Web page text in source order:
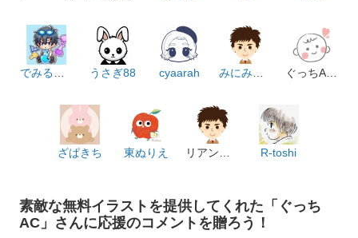
うさぎ88 cyaarah ぐっちACD
ざぱきち 東ぬりえ R-toshi
素敵な無料イラストを提供してくれた「ぐっち
AC」さんに応援のコメントを贈ろう！